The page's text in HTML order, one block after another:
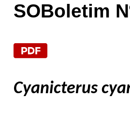
SOBoletim
Cyanicterus